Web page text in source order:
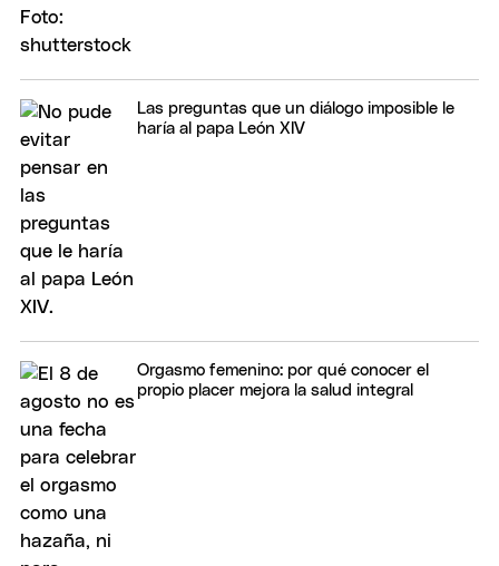
Las preguntas que un diálogo imposible le
haría al papa León XIV
Orgasmo femenino: por qué conocer el
propio placer mejora la salud integral